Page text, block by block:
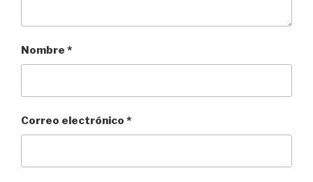
Nombre *
Correo electrónico *